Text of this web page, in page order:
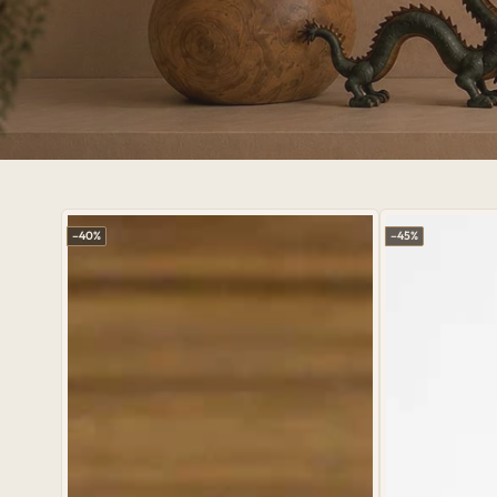
–40% –45%